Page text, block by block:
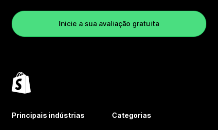
Inicie a sua avaliação gratuita
Principais indústrias Categorias